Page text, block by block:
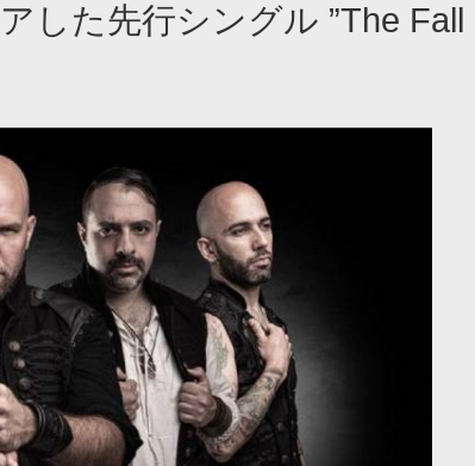
した先行シングル ”The Fall